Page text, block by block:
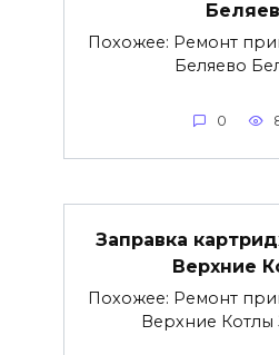
Похожее: Ремонт
Беляево
0
Заправка
Верхние
Похожее: Ремонт
Верхние Котлы